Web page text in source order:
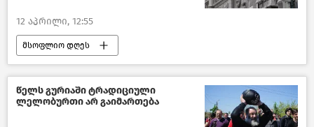
12 აპრილი, 12:55
მსოფლიო დღეს
მსოფლიოს ახალი ამბები უნგრეთი
პოლიტიკა ახალი ამბები
წელს გურიაში ტრადიციული
ლელობურთი არ გაიმართება